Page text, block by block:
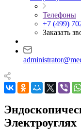
Телефоны
+7 (499)
Заказать
Электроуглях